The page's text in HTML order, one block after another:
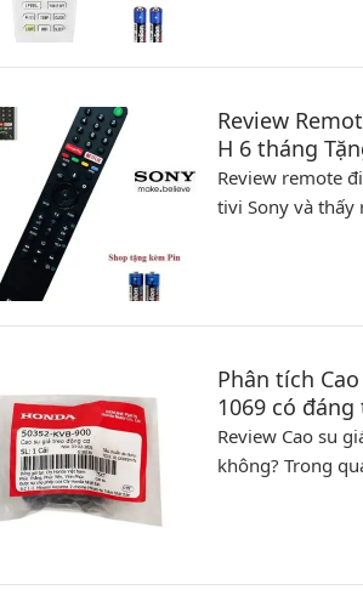
Review
H 6 tháng
Review remote
tivi Sony và
Phân tích
1069 có
Review Cao su
không? Trong